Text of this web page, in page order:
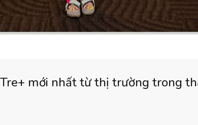
mới nhất từ thị trường trong